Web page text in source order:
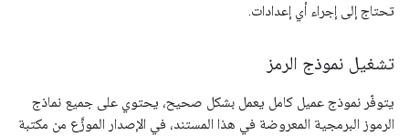
تحتاج إلى إجراء أي إعدادات.
تشغيل نموذج الرمز
يتوفّر نموذج عميل كامل يعمل بشكل صحيح، يحتوي على جميع نماذج
الرموز البرمجية المعروضة في هذا المستند، في الإصدار الموزَّع من مكتبة